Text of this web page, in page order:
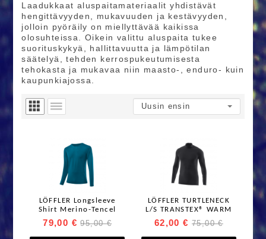
Laadukkaat aluspaitamateriaalit yhdistävät
hengittävyyden, mukavuuden ja kestävyyden,
jolloin pyöräily on miellyttävää kaikissa
olosuhteissa. Oikein valittu aluspaita tukee
suorituskykyä, hallittavuutta ja lämpötilan
säätelyä, tehden kerrospukeutumisesta
tehokasta ja mukavaa niin maasto-, enduro- kuin
kaupunkiajossa.
LÖFFLER Longsleeve
Shirt Merino-Tencel
79,00 € 95,00 €
LÖFFLER TURTLENECK
L/S TRANSTEX® WARM
62,00 € 75,00 €